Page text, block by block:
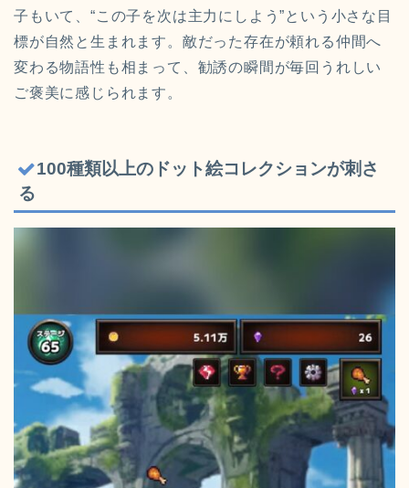
子もいて、“この子を次は主力にしよう”という小さな目
標が自然と生まれます。敵だった存在が頼れる仲間へ
変わる物語性も相まって、勧誘の瞬間が毎回うれしい
ご褒美に感じられます。
100種類以上のドット絵コレクションが刺さ
る